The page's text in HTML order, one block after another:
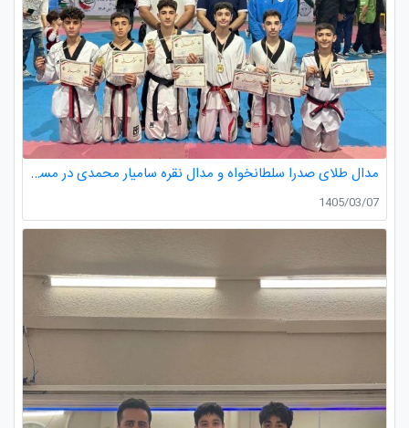
مدال طلای صدرا سلطانخواه و مدال نقره سامیار محمدی در مسابقات قهرمانی نونهالان استان گیلان
1405/03/07